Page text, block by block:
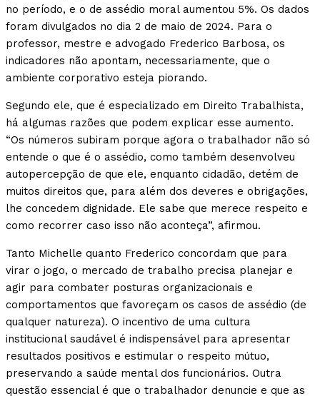
no período, e o de assédio moral aumentou 5%. Os dados
foram divulgados no dia 2 de maio de 2024. Para o
professor, mestre e advogado Frederico Barbosa, os
indicadores não apontam, necessariamente, que o
ambiente corporativo esteja piorando.
Segundo ele, que é especializado em Direito Trabalhista,
há algumas razões que podem explicar esse aumento.
“Os números subiram porque agora o trabalhador não só
entende o que é o assédio, como também desenvolveu
autopercepção de que ele, enquanto cidadão, detém de
muitos direitos que, para além dos deveres e obrigações,
lhe concedem dignidade. Ele sabe que merece respeito e
como recorrer caso isso não aconteça”, afirmou.
Tanto Michelle quanto Frederico concordam que para
virar o jogo, o mercado de trabalho precisa planejar e
agir para combater posturas organizacionais e
comportamentos que favoreçam os casos de assédio (de
qualquer natureza). O incentivo de uma cultura
institucional saudável é indispensável para apresentar
resultados positivos e estimular o respeito mútuo,
preservando a saúde mental dos funcionários. Outra
questão essencial é que o trabalhador denuncie e que as